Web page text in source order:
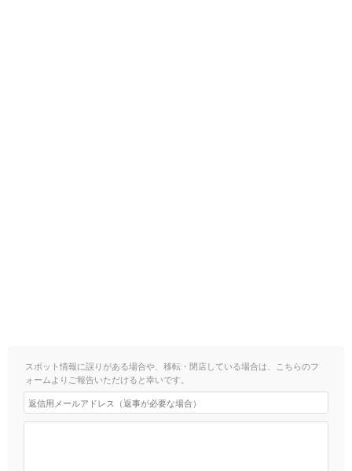
スポット情報に誤りがある場合や、移転・閉店している場合は、こちらのフ
ォームよりご報告いただけると幸いです。